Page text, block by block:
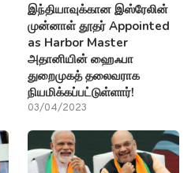
இந்தியாவுக்கான இஸ்ரேலின்
முன்னாள் தூதர் Appointed
as Harbor Master
அதானியின் ஹைஃபா
துறைமுகத் தலைவராக
நியமிக்கப்பட்டுள்ளார்!
03/04/2023